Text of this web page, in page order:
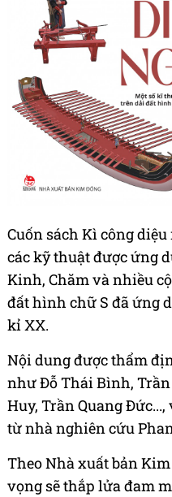
Cuốn sách Kì công
các kỹ thuật được ứng
Kinh, Chăm và nhiều
đất hình chữ S đã ứng
kỉ XX.
Nội dung được thẩm
như Đỗ Thái Bình, Trần
Huy, Trần Quang
từ nhà nghiên cứu
Theo Nhà xuất bản
vọng sẽ thắp lửa đam